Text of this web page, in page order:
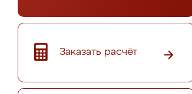
Заказать расчёт